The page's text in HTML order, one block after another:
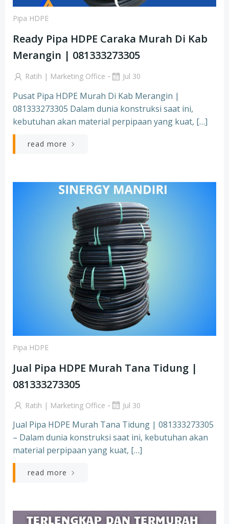
Pipa HDPE
Ready Pipa HDPE Caraka Murah Di Kab
Merangin | 081333273305
Ratih | Marketing Office - Jul 30
Pusat Pipa HDPE Murah Di Kab Merangin |
081333273305 Dalam dunia konstruksi saat ini,
kebutuhan akan material perpipaan yang kuat, […]
read more
Pipa HDPE
Jual Pipa HDPE Murah Tana Tidung |
081333273305
Ratih | Marketing Office - Jul 30
Jual Pipa HDPE Murah Tana Tidung | 081333273305
– Dalam dunia konstruksi saat ini, kebutuhan akan
material perpipaan yang kuat, […]
read more